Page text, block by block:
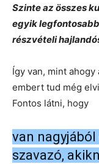
Szinte az összes
egyik
részvételi
Így van, mint
embert tud még
Fontos látni, hogy
van
szavazó,